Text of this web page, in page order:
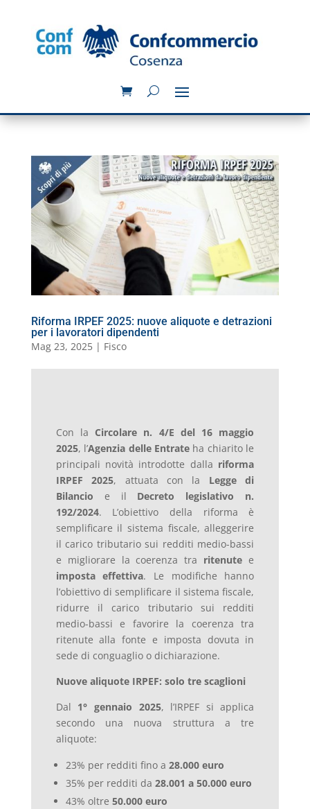
Riforma IRPEF 2025: nuove aliquote e detrazioni
per i lavoratori dipendenti
Mag 23, 2025| Fisco
Con la Circolare n. 4/E del 16 maggio
2025, l’Agenzia delle Entrate ha chiarito le
principali novità introdotte dalla riforma
IRPEF 2025, attuata con la Legge di
Bilancio e il Decreto legislativo n.
192/2024. L’obiettivo della riforma è
semplificare il sistema fiscale, alleggerire
il carico tributario sui redditi medio-bassi
e migliorare la coerenza tra ritenute e
imposta effettiva. Le modifiche hanno
l’obiettivo di semplificare il sistema fiscale,
ridurre il carico tributario sui redditi
medio-bassi e favorire la coerenza tra
ritenute alla fonte e imposta dovuta in
sede di conguaglio o dichiarazione.
Nuove aliquote IRPEF: solo tre scaglioni
Dal 1° gennaio 2025, l’IRPEF si applica
secondo una nuova struttura a tre
aliquote:
23% per redditi fino a 28.000 euro
35% per redditi da 28.001 a 50.000 euro
43% oltre 50.000 euro